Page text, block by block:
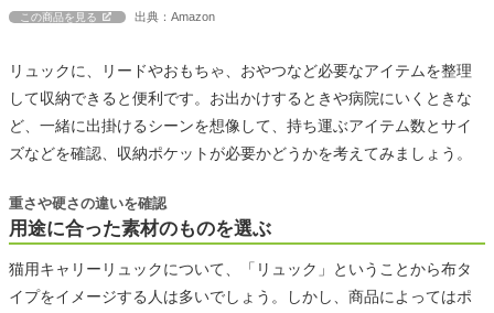
この商品を見る 出典：Amazon
リュックに、リードやおもちゃ、おやつなど必要なアイテムを整理
して収納できると便利です。お出かけするときや病院にいくときな
ど、一緒に出掛けるシーンを想像して、持ち運ぶアイテム数とサイ
ズなどを確認、収納ポケットが必要かどうかを考えてみましょう。
用途に合った素材のものを選ぶ
重さや硬さの違いを確認
猫用キャリーリュックについて、「リュック」ということから布タ
イプをイメージする人は多いでしょう。しかし、商品によってはポ